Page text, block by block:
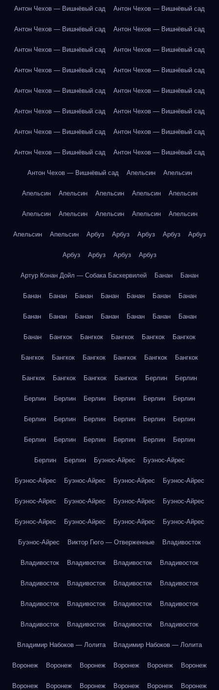
Антон Чехов — Вишнёвый сад Антон Чехов — Вишнёвый сад
Антон Чехов — Вишнёвый сад Антон Чехов — Вишнёвый сад
Антон Чехов — Вишнёвый сад Антон Чехов — Вишнёвый сад
Антон Чехов — Вишнёвый сад Антон Чехов — Вишнёвый сад
Антон Чехов — Вишнёвый сад Антон Чехов — Вишнёвый сад
Антон Чехов — Вишнёвый сад Антон Чехов — Вишнёвый сад
Антон Чехов — Вишнёвый сад Антон Чехов — Вишнёвый сад
Антон Чехов — Вишнёвый сад Антон Чехов — Вишнёвый сад
Антон Чехов — Вишнёвый сад Апельсин Апельсин
Апельсин Апельсин Апельсин Апельсин Апельсин
Апельсин Апельсин Апельсин Апельсин Апельсин
Апельсин Апельсин Арбуз Арбуз Арбуз Арбуз Арбуз
Арбуз Арбуз Арбуз Арбуз
Артур Конан Дойл — Собака Баскервилей Банан Банан
Банан Банан Банан Банан Банан Банан Банан
Банан Банан Банан Банан Банан Банан Банан
Банан Бангкок Бангкок Бангкок Бангкок Бангкок
Бангкок Бангкок Бангкок Бангкок Бангкок Бангкок
Бангкок Бангкок Бангкок Бангкок Берлин Берлин
Берлин Берлин Берлин Берлин Берлин Берлин
Берлин Берлин Берлин Берлин Берлин Берлин
Берлин Берлин Берлин Берлин Берлин Берлин
Берлин Берлин Буэнос-Айрес Буэнос-Айрес
Буэнос-Айрес Буэнос-Айрес Буэнос-Айрес Буэнос-Айрес
Буэнос-Айрес Буэнос-Айрес Буэнос-Айрес Буэнос-Айрес
Буэнос-Айрес Буэнос-Айрес Буэнос-Айрес Буэнос-Айрес
Буэнос-Айрес Виктор Гюго — Отверженные Владивосток
Владивосток Владивосток Владивосток Владивосток
Владивосток Владивосток Владивосток Владивосток
Владивосток Владивосток Владивосток Владивосток
Владивосток Владивосток Владивосток Владивосток
Владимир Набоков — Лолита Владимир Набоков — Лолита
Воронеж Воронеж Воронеж Воронеж Воронеж Воронеж
Воронеж Воронеж Воронеж Воронеж Воронеж Воронеж